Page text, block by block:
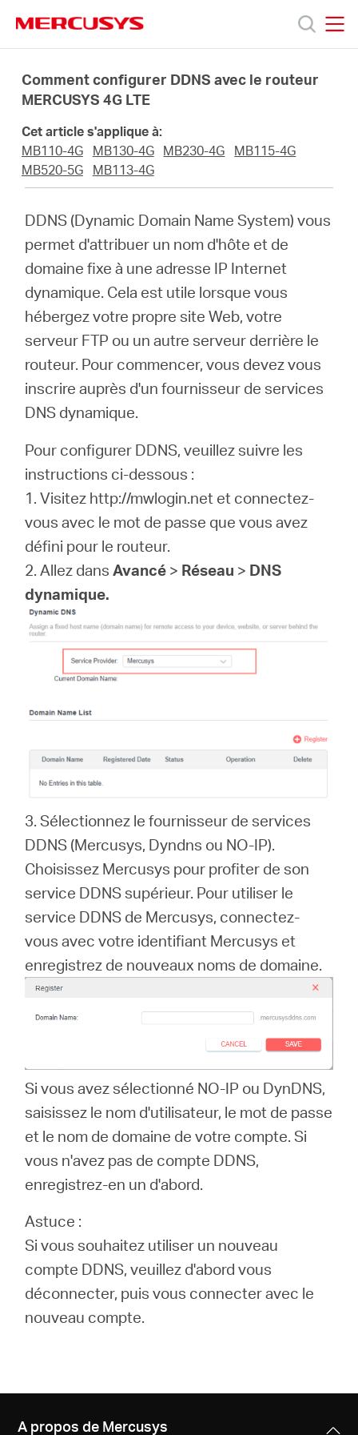
navigation
Produits
propos
Mercusys
acheter
France
Français
Comment configurer DDNS avec le routeur
MERCUSYS 4G LTE
Cet article s'applique à:
MB110-4G
MB130-4G MB230-4G
MB115-4G
MB520-5G
MB113-4G
DDNS (Dynamic Domain Name System) vous
permet d'attribuer un nom d'hôte et de
domaine fixe à une adresse IP Internet
dynamique. Cela est utile lorsque vous
hébergez votre propre site Web, votre
serveur FTP ou un autre serveur derrière le
routeur. Pour commencer, vous devez vous
inscrire auprès d'un fournisseur de services
DNS dynamique.
Pour configurer DDNS, veuillez suivre les
instructions ci-dessous :
1. Visitez http://mwlogin.net et connectez-
vous avec le mot de passe que vous avez
défini pour le routeur.
2. Allez dansAvancé > Réseau > DNS
dynamique.
3. Sélectionnez le fournisseur de services
DDNS (Mercusys, Dyndns ou NO-IP).
Choisissez Mercusys pour profiter de son
service DDNS supérieur. Pour utiliser le
service DDNS de Mercusys, connectez-
vous avec votre identifiant Mercusys et
enregistrez de nouveaux noms de domaine.
Si vous avez sélectionné NO-IP ou DynDNS,
saisissez le nom d'utilisateur, le mot de passe
et le nom de domaine de votre compte. Si
vous n'avez pas de compte DDNS,
enregistrez-en un d'abord.
Astuce :
Si vous souhaitez utiliser un nouveau
compte DDNS, veuillez d'abord vous
déconnecter, puis vous connecter avec le
nouveau compte.
A propos de Mercusys